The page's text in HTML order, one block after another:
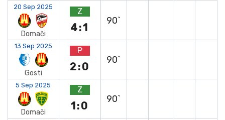
20 Sep 2025
Domači
Z
4:1
90`
13 Sep 2025
Gosti
P
2:0
90`
5 Sep 2025
Domači
Z
1:0
90`